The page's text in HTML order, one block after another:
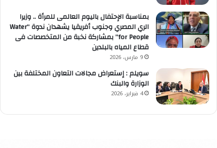
بمناسبة الإحتفال باليوم العالمى للمرأة .. وزيرا
الري المصري وجنوب أفريقيا يشهدان ندوة “Water
for People” بمشاركة نخبة من المتخصصات فى
قطاع المياه بالبلدين
9 مارس، 2026
سويلم : إستعراض مجالات التعاون المختلفة بين
الوزارة والبنك
4 فبراير، 2026